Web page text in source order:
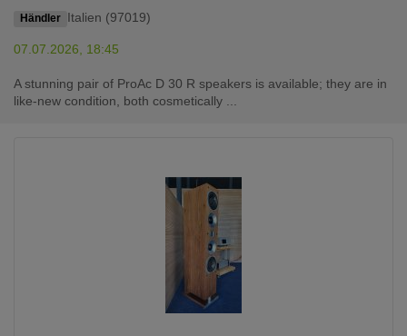
Händler Italien (97019)
07.07.2026, 18:45
A stunning pair of ProAc D 30 R speakers is available; they are in
like-new condition, both cosmetically ...